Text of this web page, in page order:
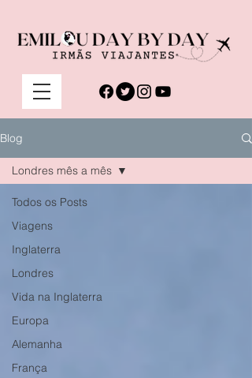
Blog
Todos os Posts
Viagens
Inglaterra
Londres
Vida na Inglaterra
Europa
Alemanha
França
Londres mês a mês